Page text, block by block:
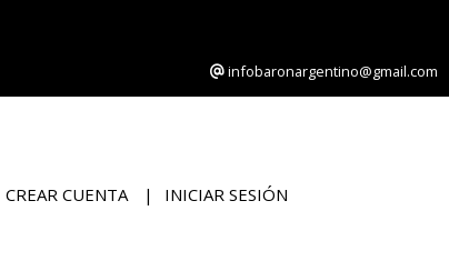
infobaronargentino@gmail.com
CREAR CUENTA INICIAR SESIÓN